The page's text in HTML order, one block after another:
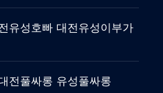
유성호빠 대전유성이부가
전풀싸롱 유성풀싸롱